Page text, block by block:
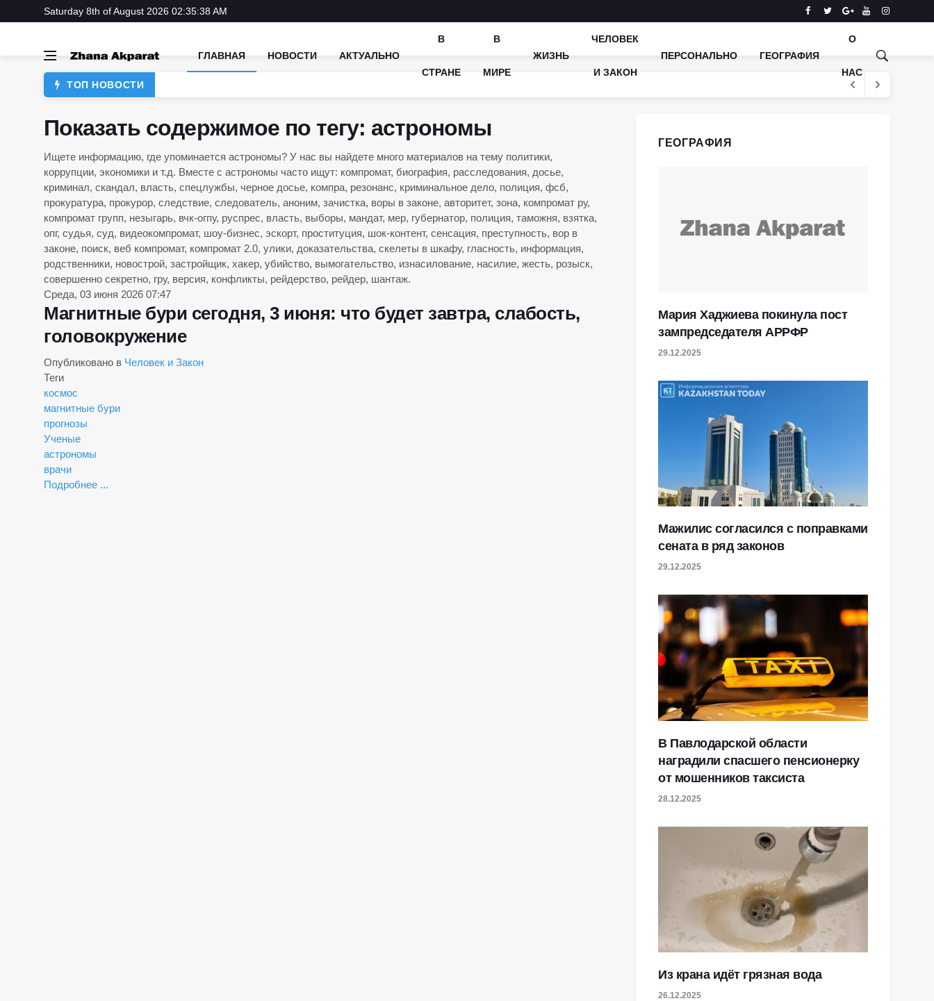
Saturday 8th of August 2026 02:35:38 AM
ГЛАВНАЯ НОВОСТИ АКТУАЛЬНО
В
СТРАНЕ
В
МИРЕ
ЖИЗНЬ
ЧЕЛОВЕК
И ЗАКОН
ПЕРСОНАЛЬНО ГЕОГРАФИЯ
О
НАС
ТОП НОВОСТИ
Показать содержимое по тегу: астрономы
Ищете информацию, где упоминается астрономы? У нас вы найдете много материалов на тему политики,
коррупции, экономики и т.д. Вместе с астрономы часто ищут: компромат, биография, расследования, досье,
криминал, скандал, власть, спецлужбы, черное досье, компра, резонанс, криминальное дело, полиция, фсб,
прокуратура, прокурор, следствие, следователь, аноним, зачистка, воры в законе, авторитет, зона, компромат ру,
компромат групп, незыгарь, вчк-огпу, руспрес, власть, выборы, мандат, мер, губернатор, полиция, таможня, взятка,
опг, судья, суд, видеокомпромат, шоу-бизнес, эскорт, проституция, шок-контент, сенсация, преступность, вор в
законе, поиск, веб компромат, компромат 2.0, улики, доказательства, скелеты в шкафу, гласность, информация,
родственники, новострой, застройщик, хакер, убийство, вымогательство, изнасилование, насилие, жесть, розыск,
совершенно секретно, гру, версия, конфликты, рейдерство, рейдер, шантаж.
Среда, 03 июня 2026 07:47
Магнитные бури сегодня, 3 июня: что будет завтра, слабость,
головокружение
Опубликовано в Человек и Закон
Теги
космос
магнитные бури
прогнозы
Ученые
астрономы
врачи
Подробнее ...
ГЕОГРАФИЯ
Мария Хаджиева покинула пост
зампредседателя АРРФР
29.12.2025
Мажилис согласился с поправками
сената в ряд законов
29.12.2025
В Павлодарской области
наградили спасшего пенсионерку
от мошенников таксиста
28.12.2025
Из крана идёт грязная вода
26.12.2025